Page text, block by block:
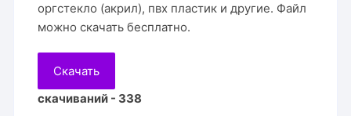
оргстекло (акрил), пвх пластик и другие. Файл
можно скачать бесплатно.
Скачать
скачиваний - 338